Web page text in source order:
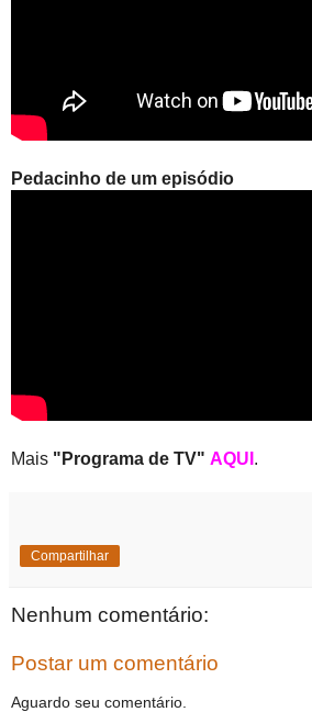
Pedacinho de um episódio
Mais "Programa de TV" AQUI .
Compartilhar
Nenhum comentário:
Postar um comentário
Aguardo seu comentário.